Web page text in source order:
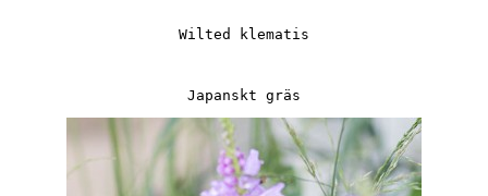
Wilted klematis
Japanskt gräs